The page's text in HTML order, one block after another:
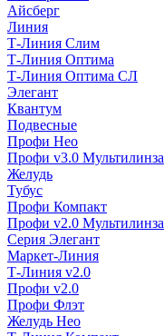
Айсберг
Линия
Т-Линия Слим
Т-Линия Оптима
Т-Линия Оптима СЛ
Элегант
Квантум
Подвесные
Профи Нео
Профи v3.0 Мультилинза
Желудь
Тубус
Профи Компакт
Профи v2.0 Мультилинза
Серия Элегант
Маркет-Линия
Т-Линия v2.0
Профи v2.0
Профи Флэт
Желудь Нео